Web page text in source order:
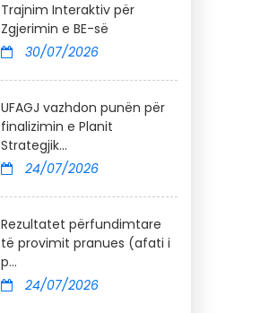
Trajnim Interaktiv për
Zgjerimin e BE-së
30/07/2026
UFAGJ vazhdon punën për
finalizimin e Planit
Strategjik...
24/07/2026
Rezultatet përfundimtare
të provimit pranues (afati i
p...
24/07/2026